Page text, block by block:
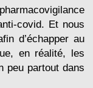
covid. Et nous
d’échapper au
en réalité, les
peu partout dans